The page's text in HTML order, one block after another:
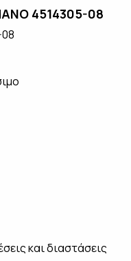
4514305-08
και διαστάσεις